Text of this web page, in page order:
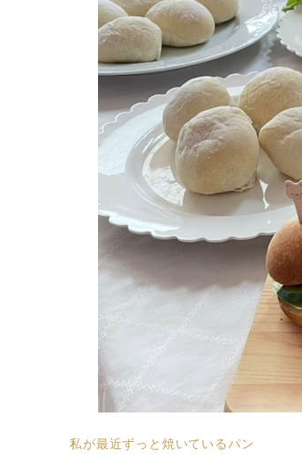
私が最近ずっと焼いているパン